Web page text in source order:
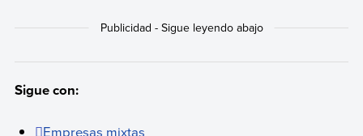
Sigue con:
Empresas mixtas